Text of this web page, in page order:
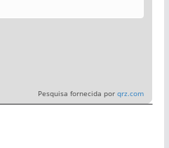
Pesquisa fornecida por qrz.com